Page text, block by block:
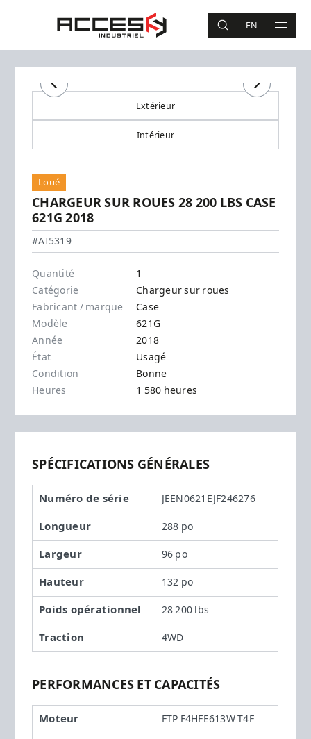
Accès Industriel
RECHERCHE
EN MAIN
Recherche
Précédent Suivant
Précédent Suivant
Extérieur
Intérieur
Loué
CHARGEUR SUR ROUES 28 200 LBS CASE
621G 2018
Case - 621G
#AI5319
Quantité
1
Catégorie
Chargeur sur roues
Fabricant / marque
Case
Modèle
621G
Année
2018
État
Usagé
Condition
Bonne
Heures
1 580 heures
SPÉCIFICATIONS GÉNÉRALES
Numéro de série JEEN0621EJF246276
Longueur 288 po
Largeur 96 po
Hauteur 132 po
Poids opérationnel 28 200 lbs
Traction 4WD
PERFORMANCES ET CAPACITÉS
Moteur FTP F4HFE613W T4F